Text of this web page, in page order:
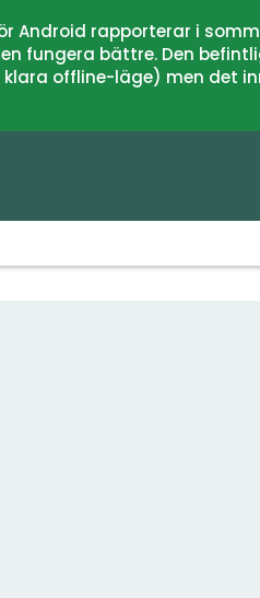
Android rapporterar i
fungera bättre. Den
offline-läge) men det